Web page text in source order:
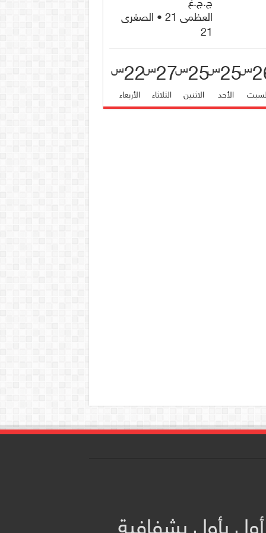
العظمى 21 • الصغرى
21
س25س
الأحد
25س
الاثنين
27س
الثلاثاء
22س
الأربعاء
بأول بشفافية